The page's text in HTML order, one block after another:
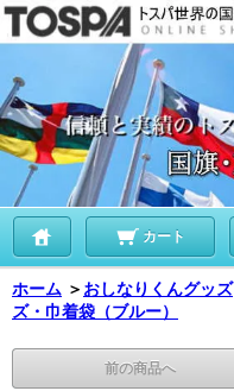
カート
ホーム ＞ おしなりくんグッズ
ズ・巾着袋（ブルー）
前の商品へ